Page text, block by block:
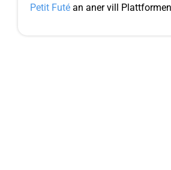
Petit Futé an aner vill